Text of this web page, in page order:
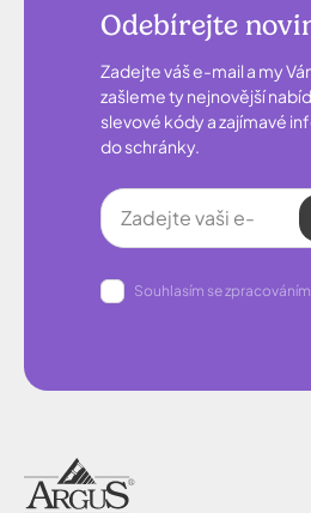
Odebírejte
Zadejte váš e-mail a my
zašleme ty nejnovější
slevové kódy a zajímavé
do schránky.
Souhlasím se